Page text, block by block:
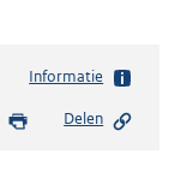
Informatie
Delen